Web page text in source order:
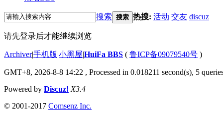
搜索 搜索 热搜: 活动 交友 discuz
请先登录后才能继续浏览
Archiver|手机版|小黑屋|HuiFa BBS ( 鲁ICP备09079540号 )
GMT+8, 2026-8-8 14:22 , Processed in 0.018211 second(s), 5
Powered by Discuz! X3.4
© 2001-2017 Comsenz Inc.